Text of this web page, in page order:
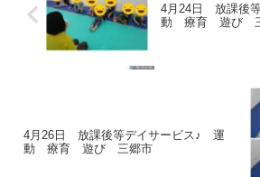
4月24日 放課後
動 療育 遊び
4月26日 放課後等デイサービス♪ 運
動 療育 遊び 三郷市